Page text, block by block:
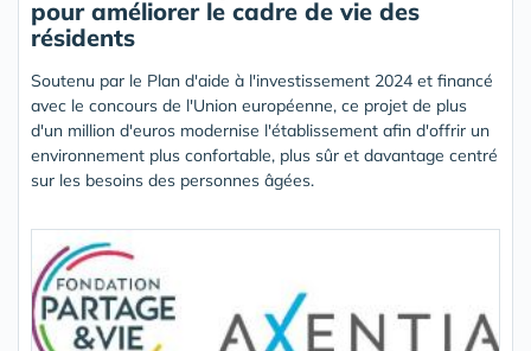
pour améliorer le cadre de vie des
résidents
Soutenu par le Plan d'aide à l'investissement 2024 et financé
avec le concours de l'Union européenne, ce projet de plus
d'un million d'euros modernise l'établissement afin d'offrir un
environnement plus confortable, plus sûr et davantage centré
sur les besoins des personnes âgées.